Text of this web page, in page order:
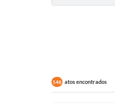
148 atos encontrados